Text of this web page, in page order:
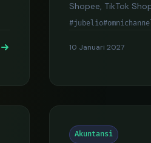
Shopee, TikTok
daftar.
#jubelio
10 Januari 2027
Akuntansi